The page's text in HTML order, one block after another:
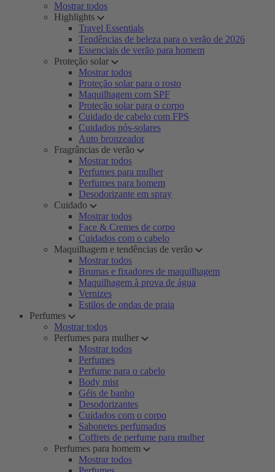
Mostrar todos
Highlights
Travel Essentials
Tendências de beleza para o verão de 2026
Essenciais de verão para homem
Proteção solar
Mostrar todos
Proteção solar para o rosto
Maquilhagem com SPF
Proteção solar para o corpo
Cuidado de cabelo com FPS
Cuidados pós-solares
Auto bronzeador
Fragrâncias de verão
Mostrar todos
Perfumes para mulher
Perfumes para homem
Desodorizante em spray
Cuidado
Mostrar todos
Face & Cremes de corpo
Cuidados com o cabelo
Maquilhagem e tendências de verão
Mostrar todos
Brumas e fixadores de maquilhagem
Maquilhagem à prova de água
Vernizes
Estilos de ondas de praia
Perfumes
Mostrar todos
Perfumes para mulher
Mostrar todos
Perfumes
Perfume para o cabelo
Body mist
Géis de banho
Desodorizantes
Cuidados com o corpo
Sabonetes perfumados
Coffrets de perfume para mulher
Perfumes para homem
Mostrar todos